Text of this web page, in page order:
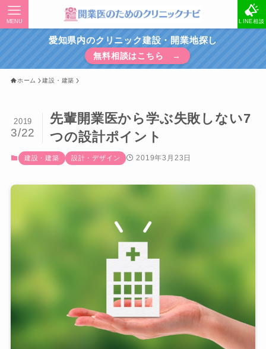
LINE相談
MENU
愛知県内のクリニック建設・開業地探し
無料相談はこちら →
ホーム 建設・建築
先輩開業医から学ぶ失敗しない7
つの設計ポイント
2019
3/22
建設・建築 設計・デザイン 2019年3月23日